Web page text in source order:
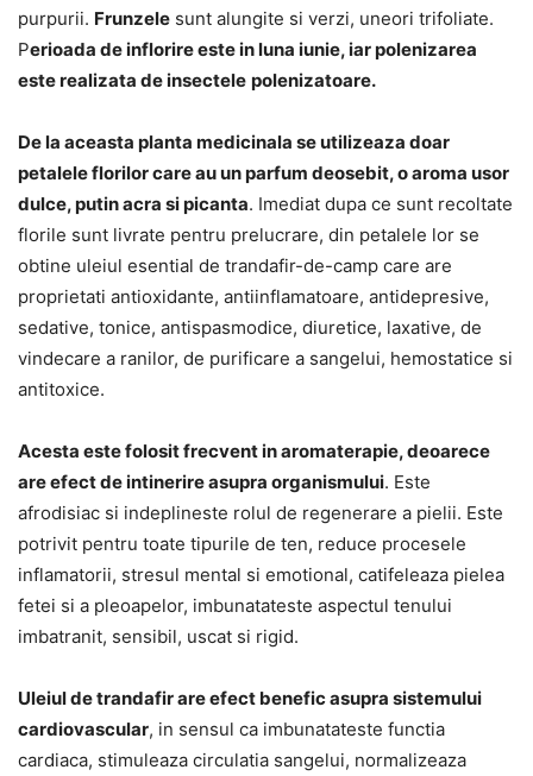
purpurii. Frunzele sunt alungite si verzi, uneori trifoliate.
Perioada de inflorire este in luna iunie, iar polenizarea
este realizata de insectele polenizatoare.
De la aceasta planta medicinala se utilizeaza doar
petalele florilor care au un parfum deosebit, o aroma usor
dulce, putin acra si picanta. Imediat dupa ce sunt recoltate
florile sunt livrate pentru prelucrare, din petalele lor se
obtine uleiul esential de trandafir-de-camp care are
proprietati antioxidante, antiinflamatoare, antidepresive,
sedative, tonice, antispasmodice, diuretice, laxative, de
vindecare a ranilor, de purificare a sangelui, hemostatice si
antitoxice.
Acesta este folosit frecvent in aromaterapie, deoarece
are efect de intinerire asupra organismului. Este
afrodisiac si indeplineste rolul de regenerare a pielii. Este
potrivit pentru toate tipurile de ten, reduce procesele
inflamatorii, stresul mental si emotional, catifeleaza pielea
fetei si a pleoapelor, imbunatateste aspectul tenului
imbatranit, sensibil, uscat si rigid.
Uleiul de trandafir are efect benefic asupra sistemului
cardiovascular, in sensul ca imbunatateste functia
cardiaca, stimuleaza circulatia sangelui, normalizeaza